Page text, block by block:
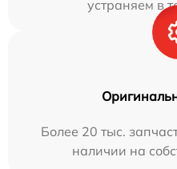
устраняем в
Более 20 тыс.
наличии на